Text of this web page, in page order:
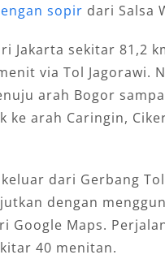
sopir dari Salsa
Jakarta sekitar 81,2
via Tol Jagorawi.
arah Bogor
ke arah Caringin,
dari Gerbang
dengan
Google Maps.
40 menitan.